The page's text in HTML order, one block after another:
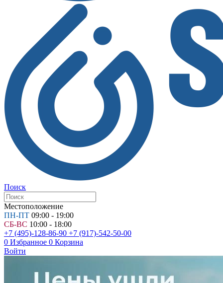
Поиск
Местоположение
ПН-ПТ 09:00 - 19:00
СБ-ВС 10:00 - 18:00
+7 (495)-128-86-90 +7 (917)-542-50-00
0 Избранное 0 Корзина
Войти